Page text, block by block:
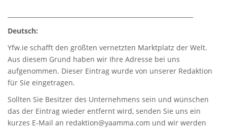
Deutsch:
Yfw.ie schafft den größten vernetzten Marktplatz der Welt.
Aus diesem Grund haben wir Ihre Adresse bei uns
aufgenommen. Dieser Eintrag wurde von unserer Redaktion
für Sie eingetragen.
Sollten Sie Besitzer des Unternehmens sein und wünschen
das der Eintrag wieder entfernt wird, senden Sie uns ein
kurzes E-Mail an redaktion@yaamma.com und wir werden